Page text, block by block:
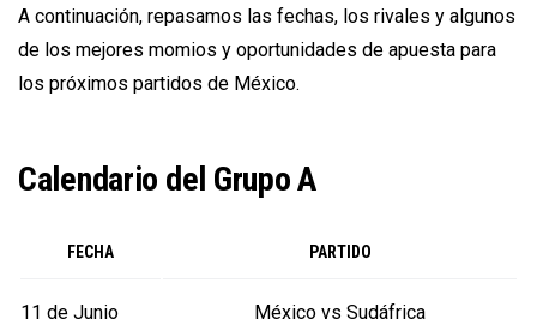
A continuación, repasamos las fechas, los rivales y algunos
de los mejores momios y oportunidades de apuesta para
los próximos partidos de México.
Calendario del Grupo A
FECHA PARTIDO
11 de Junio México vs Sudáfrica